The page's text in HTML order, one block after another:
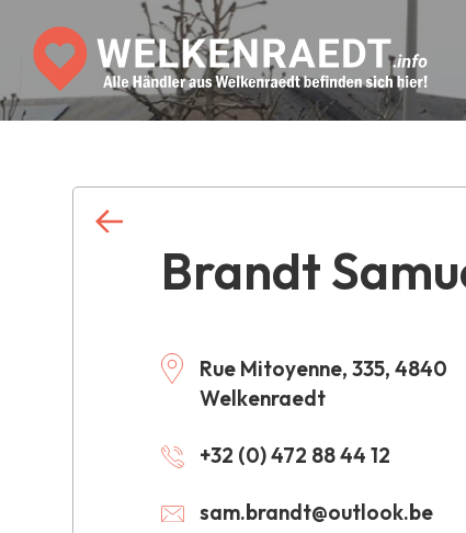
Brandt
Rue Mitoyenne, 335, 4840
Welkenraedt
+32 (0) 472 88 44 12
sam.brandt@outlook.be